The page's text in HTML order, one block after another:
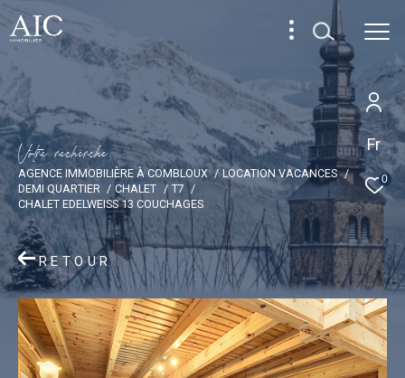
Fr
0
Votre recherche
AGENCE IMMOBILIÈRE À COMBLOUX
LOCATION VACANCES
DEMI QUARTIER
CHALET
T7
CHALET EDELWEISS 13 COUCHAGES
RETOUR